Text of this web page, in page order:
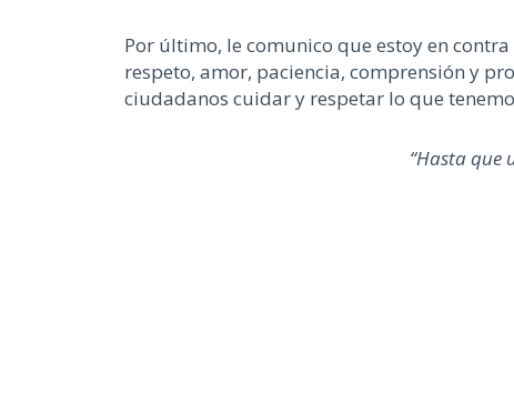
Por último, le comunico que estoy en
respeto, amor, paciencia, comprensión y
ciudadanos cuidar y respetar lo que
“Hasta que